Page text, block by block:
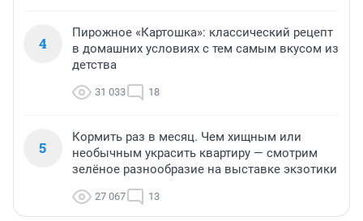
4
Пирожное «Картошка»: классический рецепт
в домашних условиях с тем самым вкусом из
детства
31 033 18
5
Кормить раз в месяц. Чем хищным или
необычным украсить квартиру — смотрим
зелёное разнообразие на выставке экзотики
27 067 13